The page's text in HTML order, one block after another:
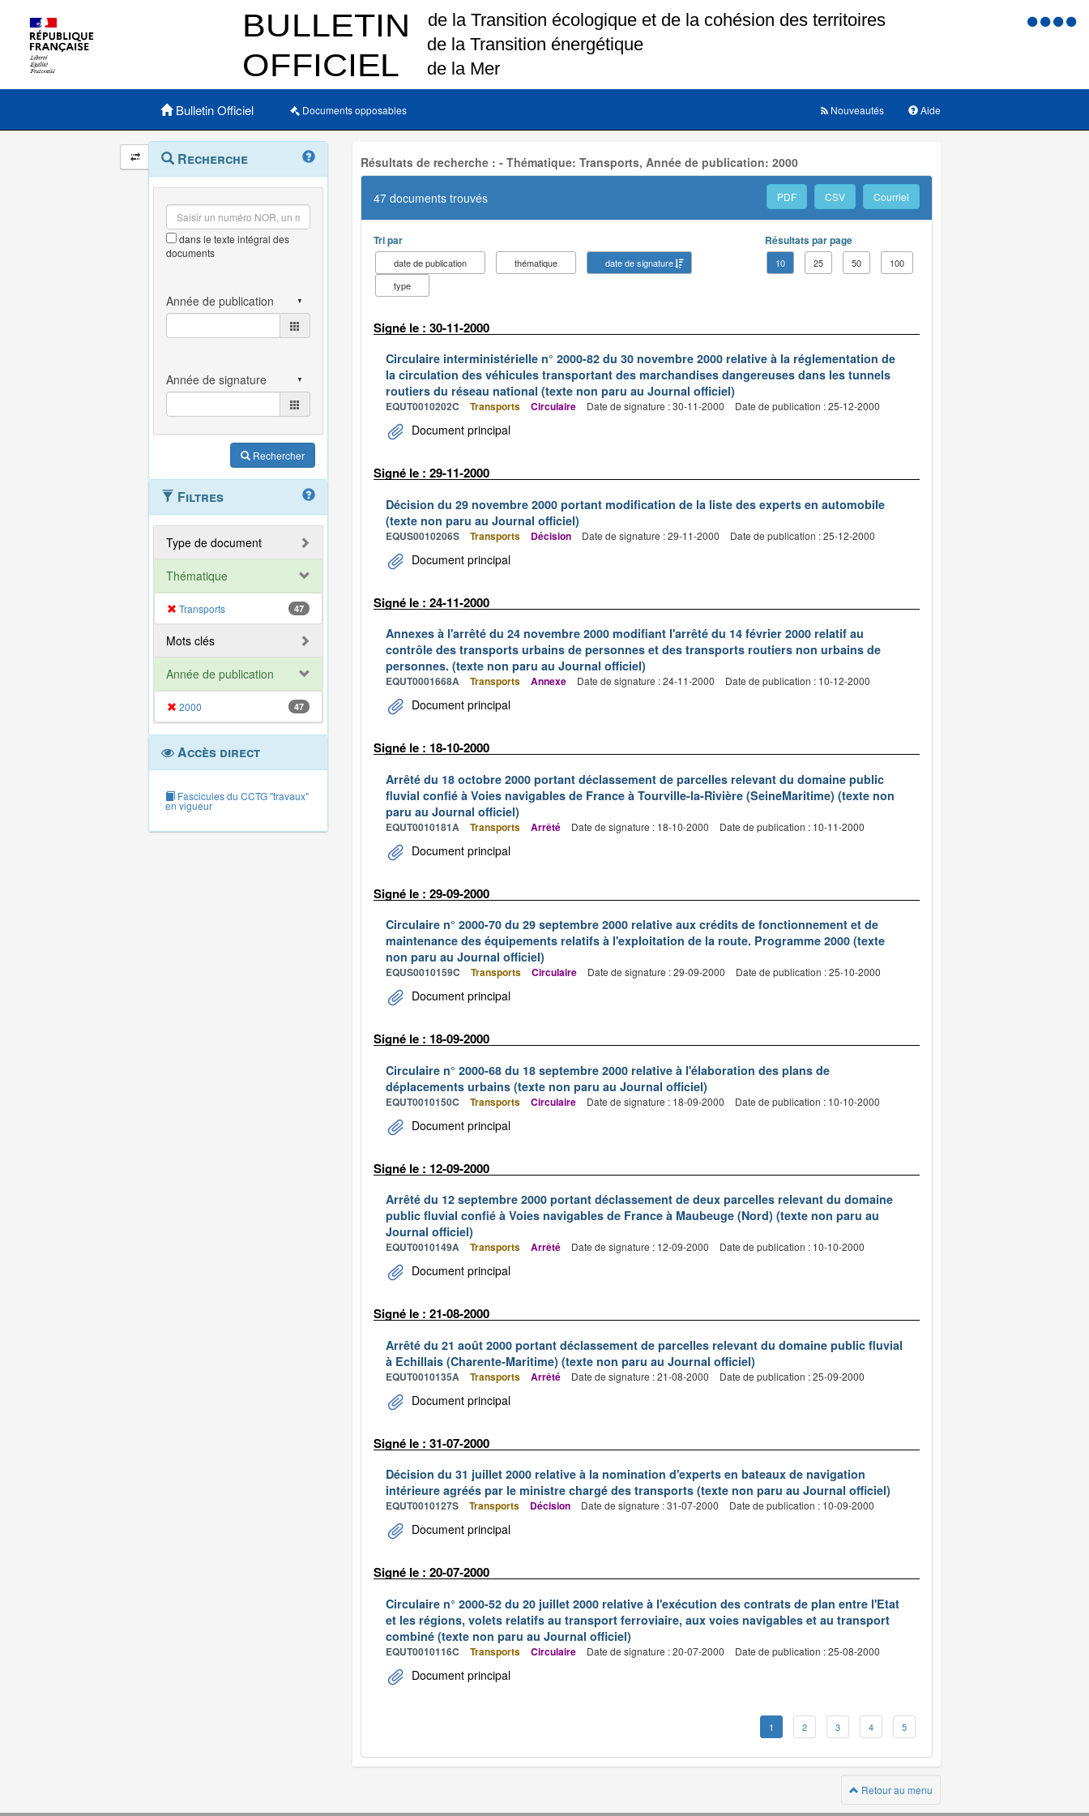
Menu
Menu principal
Bulletin Officiel Documents opposables Aide
Nouveautés
Navigation
et
outils
annexes
Menu
contextuel
Recherche
dans le texte intégral des
documents
Rechercher
Filtres
Type de document
Thématique
Transports 47
Mots clés
Année de publication
2000 47
Accès direct
Fascicules du CCTG "travaux"
en vigueur
Résultats de recherche : - Thématique: Transports, Année de publication: 2000
47 documents trouvés PDF CSV Courriel
Tri par
date de publication thématique
date de signature
type
Résultats par page
10 25 50 100
Signé le : 30-11-2000
Circulaire interministérielle n° 2000-82 du 30 novembre 2000 relative à la réglementation de
la circulation des véhicules transportant des marchandises dangereuses dans les tunnels
routiers du réseau national (texte non paru au Journal officiel)
EQUT0010202C Transports Circulaire Date de signature : 30-11-2000 Date de publication : 25-12-2000
Document principal
Signé le : 29-11-2000
Décision du 29 novembre 2000 portant modification de la liste des experts en automobile
(texte non paru au Journal officiel)
EQUS0010206S Transports Décision Date de signature : 29-11-2000 Date de publication : 25-12-2000
Document principal
Signé le : 24-11-2000
Annexes à l'arrêté du 24 novembre 2000 modifiant l'arrêté du 14 février 2000 relatif au
contrôle des transports urbains de personnes et des transports routiers non urbains de
personnes. (texte non paru au Journal officiel)
EQUT0001668A Transports Annexe Date de signature : 24-11-2000 Date de publication : 10-12-2000
Document principal
Signé le : 18-10-2000
Arrêté du 18 octobre 2000 portant déclassement de parcelles relevant du domaine public
fluvial confié à Voies navigables de France à Tourville-la-Rivière (SeineMaritime) (texte non
paru au Journal officiel)
EQUT0010181A Transports Arrêté Date de signature : 18-10-2000 Date de publication : 10-11-2000
Document principal
Signé le : 29-09-2000
Circulaire n° 2000-70 du 29 septembre 2000 relative aux crédits de fonctionnement et de
maintenance des équipements relatifs à l'exploitation de la route. Programme 2000 (texte
non paru au Journal officiel)
EQUS0010159C Transports Circulaire Date de signature : 29-09-2000 Date de publication : 25-10-2000
Document principal
Signé le : 18-09-2000
Circulaire n° 2000-68 du 18 septembre 2000 relative à l'élaboration des plans de
déplacements urbains (texte non paru au Journal officiel)
EQUT0010150C Transports Circulaire Date de signature : 18-09-2000 Date de publication : 10-10-2000
Document principal
Signé le : 12-09-2000
Arrêté du 12 septembre 2000 portant déclassement de deux parcelles relevant du domaine
public fluvial confié à Voies navigables de France à Maubeuge (Nord) (texte non paru au
Journal officiel)
EQUT0010149A Transports Arrêté Date de signature : 12-09-2000 Date de publication : 10-10-2000
Document principal
Signé le : 21-08-2000
Arrêté du 21 août 2000 portant déclassement de parcelles relevant du domaine public fluvial
à Echillais (Charente-Maritime) (texte non paru au Journal officiel)
EQUT0010135A Transports Arrêté Date de signature : 21-08-2000 Date de publication : 25-09-2000
Document principal
Signé le : 31-07-2000
Décision du 31 juillet 2000 relative à la nomination d'experts en bateaux de navigation
intérieure agréés par le ministre chargé des transports (texte non paru au Journal officiel)
EQUT0010127S Transports Décision Date de signature : 31-07-2000 Date de publication : 10-09-2000
Document principal
Signé le : 20-07-2000
Circulaire n° 2000-52 du 20 juillet 2000 relative à l'exécution des contrats de plan entre l'Etat
et les régions, volets relatifs au transport ferroviaire, aux voies navigables et au transport
combiné (texte non paru au Journal officiel)
EQUT0010116C Transports Circulaire Date de signature : 20-07-2000 Date de publication : 25-08-2000
Document principal
1 2 3 4 5
Retour au menu